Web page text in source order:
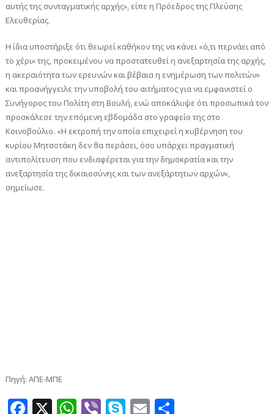
αυτής της συνταγματικής αρχής», είπε η Πρόεδρος της Πλεύσης
Ελευθερίας.
Η ίδια υποστήριξε ότι θεωρεί καθήκον της να κάνει «ό,τι περνάει από
το χέρι» της, προκειμένου να προστατευθεί η ανεξαρτησία της αρχής,
η ακεραιότητα των ερευνών και βέβαια η ενημέρωση των πολιτών»
και προανήγγειλε την υποβολή του αιτήματος για να εμφανιστεί ο
Συνήγορος του Πολίτη στη Βουλή, ενώ αποκάλυψε ότι προσωπικά τον
προσκάλεσε την επόμενη εβδομάδα στο γραφείο της στο
Κοινοβούλιο. «Η εκτροπή την οποία επιχειρεί η κυβέρνηση του
κυρίου Μητσοτάκη δεν θα περάσει, όσο υπάρχει πραγματική
αντιπολίτευση που ενδιαφέρεται για την δημοκρατία και την
ανεξαρτησία της δικαιοσύνης και των ανεξάρτητων αρχών»,
σημείωσε.
Πηγή: ΑΠΕ-ΜΠΕ
Facebook
X WhatsApp
ViberSkype
Email